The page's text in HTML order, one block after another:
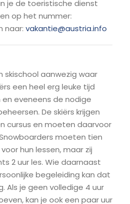
je de toeristische dienst
op het nummer:
naar: vakantie@austria.info
skischool aanwezig waar
een heel erg leuke tijd
eveneens de nodige
De skiërs krijgen
cursus en moeten daarvoor
moeten tien
hun lessen, maar zij
2 uur les. Wie daarnaast
begeleiding kan dat
Als je geen volledige 4 uur
kan je ook een paar uur